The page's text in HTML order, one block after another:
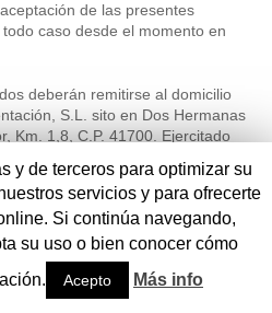
de las presentes
caso desde el momento en
deberán remitirse al domicilio
S.L. sito en Dos Hermanas
Km. 1,8, C.P. 41700. Ejercitado
abono, sin retención alguna,
en un plazo superior a catorce
en que Ybarra haya sido informado
del contrato por parte del usuario-
queda excluido el derecho de
casos en que por la
prestaciones sea imposible
y de terceros para optimizar su
servicios y para ofrecerte
Si continúa navegando,
su uso o bien conocer cómo
Acepto Más info